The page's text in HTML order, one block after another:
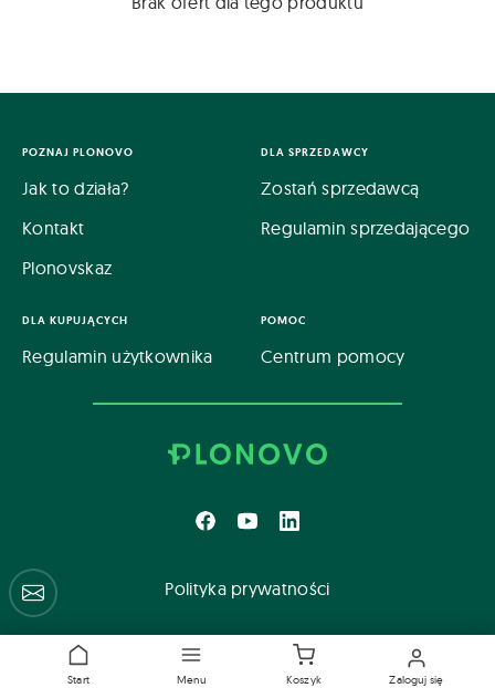
Start Menu Koszyk Zaloguj się
POZNAJ PLONOVO
Jak to działa?
Kontakt
Plonovskaz
DLA SPRZEDAWCY
Zostań sprzedawcą
Regulamin sprzedającego
DLA KUPUJĄCYCH
Regulamin użytkownika
POMOC
Centrum pomocy
Polityka prywatności
Centrum pomocy